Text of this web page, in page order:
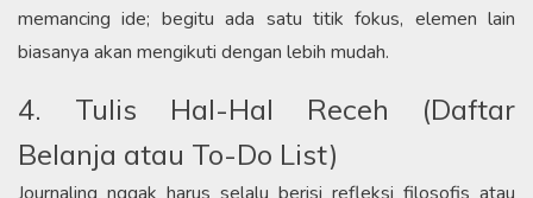
memancing ide; begitu ada satu titik fokus, elemen lain
biasanya akan mengikuti dengan lebih mudah.​
4. Tulis Hal-Hal Receh (Daftar
Belanja atau To-Do List)​